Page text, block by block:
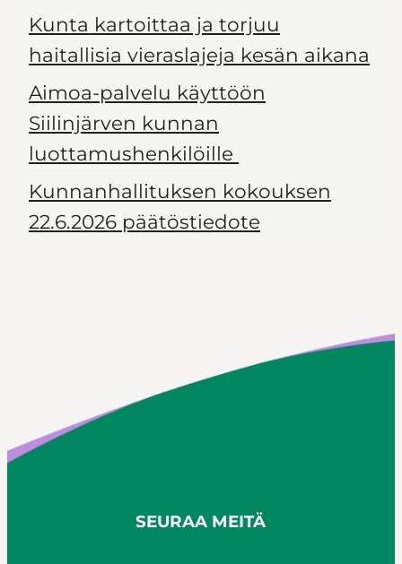
Kunta kartoittaa ja torjuu
haitallisia vieraslajeja kesän aikana
Aimoa-palvelu käyttöön
Siilinjärven kunnan
luottamushenkilöille
Kunnanhallituksen kokouksen
22.6.2026 päätöstiedote
SEURAA MEITÄ